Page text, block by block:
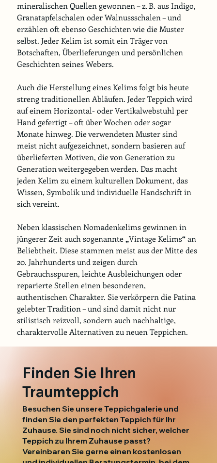
mineralischen Quellen gewonnen – z. B. aus Indigo,
Granatapfelschalen oder Walnussschalen – und
erzählen oft ebenso Geschichten wie die Muster
selbst. Jeder Kelim ist somit ein Träger von
Botschaften, Überlieferungen und persönlichen
Geschichten seines Webers.
Auch die Herstellung eines Kelims folgt bis heute
streng traditionellen Abläufen. Jeder Teppich wird
auf einem Horizontal- oder Vertikalwebstuhl per
Hand gefertigt – oft über Wochen oder sogar
Monate hinweg. Die verwendeten Muster sind
meist nicht aufgezeichnet, sondern basieren auf
überlieferten Motiven, die von Generation zu
Generation weitergegeben werden. Das macht
jeden Kelim zu einem kulturellen Dokument, das
Wissen, Symbolik und individuelle Handschrift in
sich vereint.
Neben klassischen Nomadenkelims gewinnen in
jüngerer Zeit auch sogenannte „Vintage Kelims“ an
Beliebtheit. Diese stammen meist aus der Mitte des
20. Jahrhunderts und zeigen durch
Gebrauchsspuren, leichte Ausbleichungen oder
reparierte Stellen einen besonderen,
authentischen Charakter. Sie verkörpern die Patina
gelebter Tradition – und sind damit nicht nur
stilistisch reizvoll, sondern auch nachhaltige,
charaktervolle Alternativen zu neuen Teppichen.
Finden Sie Ihren
Traumteppich
Besuchen Sie unsere Teppichgalerie und
finden Sie den perfekten Teppich für Ihr
Zuhause. Sie sind noch nicht sicher, welcher
Teppich zu Ihrem Zuhause passt?
Vereinbaren Sie gerne einen kostenlosen